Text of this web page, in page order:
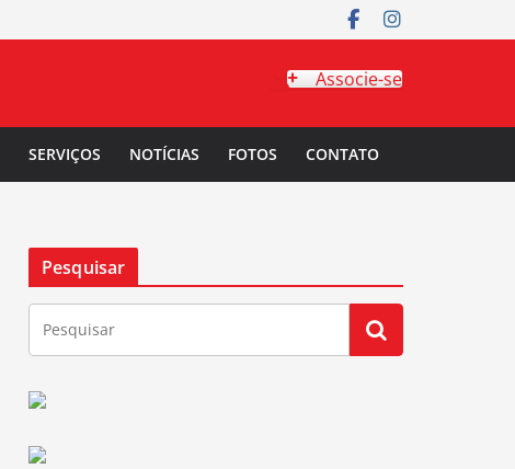
Associe-se
SERVIÇOS NOTÍCIAS FOTOS CONTATO
Pesquisar